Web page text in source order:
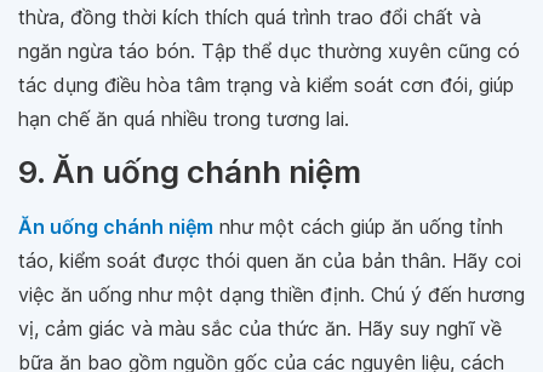
thừa, đồng thời kích thích quá trình trao đổi chất và
ngăn ngừa táo bón. Tập thể dục thường xuyên cũng có
tác dụng điều hòa tâm trạng và kiểm soát cơn đói, giúp
hạn chế ăn quá nhiều trong tương lai.
9. Ăn uống chánh niệm
Ăn uống chánh niệm như một cách giúp ăn uống tỉnh
táo, kiểm soát được thói quen ăn của bản thân. Hãy coi
việc ăn uống như một dạng thiền định. Chú ý đến hương
vị, cảm giác và màu sắc của thức ăn. Hãy suy nghĩ về
bữa ăn bao gồm nguồn gốc của các nguyên liệu, cách